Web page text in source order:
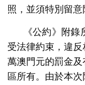
照，並須特別留
《公約》附
受法律約束，違
萬澳門元的罰金
區所有。由於本